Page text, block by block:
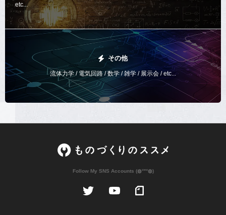
etc...
その他
流体力学 / 電気回路 / 数学 / 雑学 / 展示会 / etc...
Follow My SNS Accounts (◍ᐡᐤᐡ◍)